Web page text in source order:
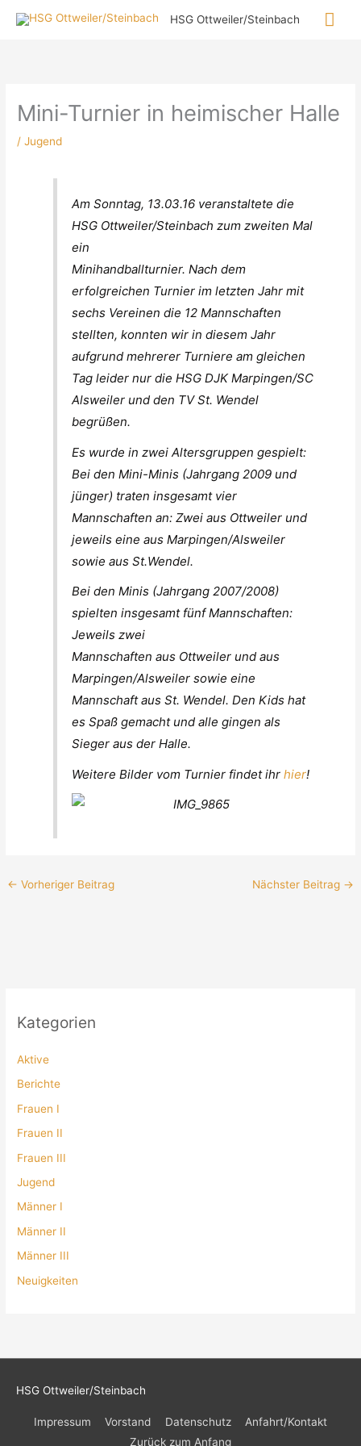
Inhalt
HSG Ottweiler/Steinbach
Kategorien
Aktive
Berichte
Frauen I
Frauen II
Frauen III
Jugend
Männer I
Männer II
Männer III
Neuigkeiten
Mini-Turnier in heimischer Halle
/Jugend
Am Sonntag, 13.03.16 veranstaltete die
HSG Ottweiler/Steinbach zum zweiten Mal
ein
Minihandballturnier. Nach dem
erfolgreichen Turnier im letzten Jahr mit
sechs Vereinen die 12 Mannschaften
stellten, konnten wir in diesem Jahr
aufgrund mehrerer Turniere am gleichen
Tag leider nur die HSG DJK Marpingen/SC
Alsweiler und den TV St. Wendel
begrüßen.
Es wurde in zwei Altersgruppen gespielt:
Bei den Mini-Minis (Jahrgang 2009 und
jünger) traten insgesamt vier
Mannschaften an: Zwei aus Ottweiler und
jeweils eine aus Marpingen/Alsweiler
sowie aus St.Wendel.
Bei den Minis (Jahrgang 2007/2008)
spielten insgesamt fünf Mannschaften:
Jeweils zwei
Mannschaften aus Ottweiler und aus
Marpingen/Alsweiler sowie eine
Mannschaft aus St. Wendel. Den Kids hat
es Spaß gemacht und alle gingen als
Sieger aus der Halle.
Weitere Bilder vom Turnier findet ihrhier!
← Vorheriger Beitrag Nächster Beitrag →
HSG Ottweiler/Steinbach
Impressum Vorstand Datenschutz
Anfahrt/Kontakt
Zurück zum Anfang